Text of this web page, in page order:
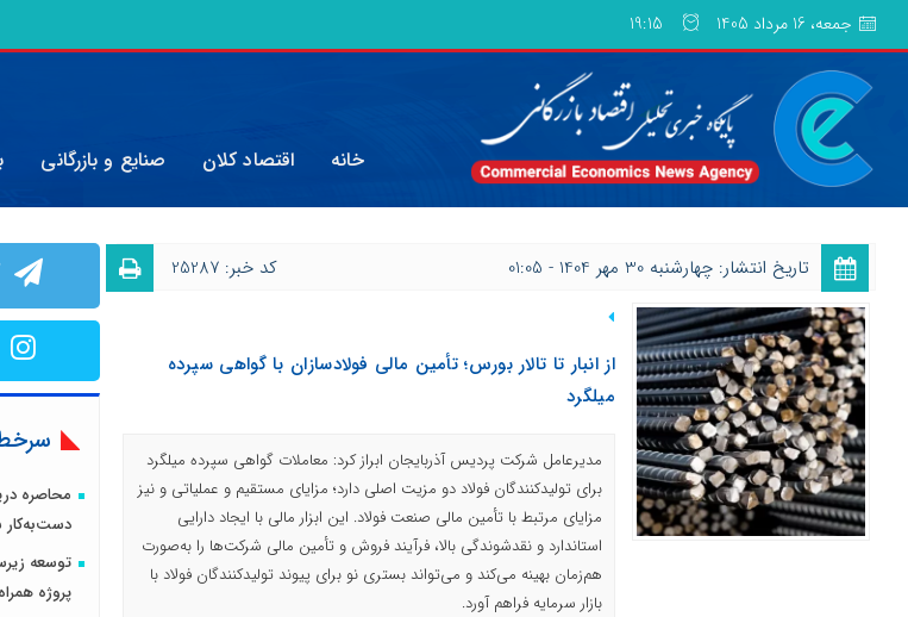
جمعه، 16 مرداد 1405 19:15
خانه اقتصاد کلان صنایع و بازرگانی
تاریخ انتشار: چهارشنبه 30 مهر 1404 - 01:05 کد خبر: 25287
از انبار تا تالار بورس؛ تأمین مالی فولادسازان با گواهی سپرده
میلگرد
مدیرعامل شرکت پردیس آذربایجان ابراز کرد: معاملات گواهی سپرده میلگرد
برای تولیدکنندگان فولاد دو مزیت اصلی دارد؛ مزایای مستقیم و عملیاتی و نیز
مزایای مرتبط با تأمین مالی صنعت فولاد. این ابزار مالی با ایجاد دارایی
استاندارد و نقدشوندگی بالا، فرآیند فروش و تأمین مالی شرکت‌ها را به‌صورت
هم‌زمان بهینه می‌کند و می‌تواند بستری نو برای پیوند تولیدکنندگان فولاد با
بازار سرمایه فراهم آورد.
محاصره
دست‌به‌کار
پروژه